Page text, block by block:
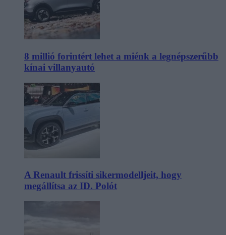
8 millió forintért lehet a miénk a legnépszerűbb
kínai villanyautó
A Renault frissíti sikermodelljeit, hogy
megállítsa az ID. Polót